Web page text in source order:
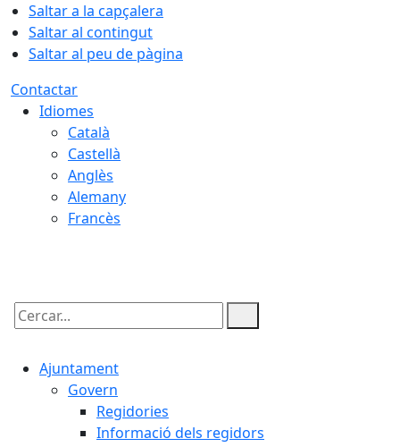
Saltar a la capçalera
Saltar al contingut
Saltar al peu de pàgina
Contactar
Idiomes
Català
Castellà
Anglès
Alemany
Francès
Cercar:
Ajuntament
Govern
Regidories
Informació dels regidors